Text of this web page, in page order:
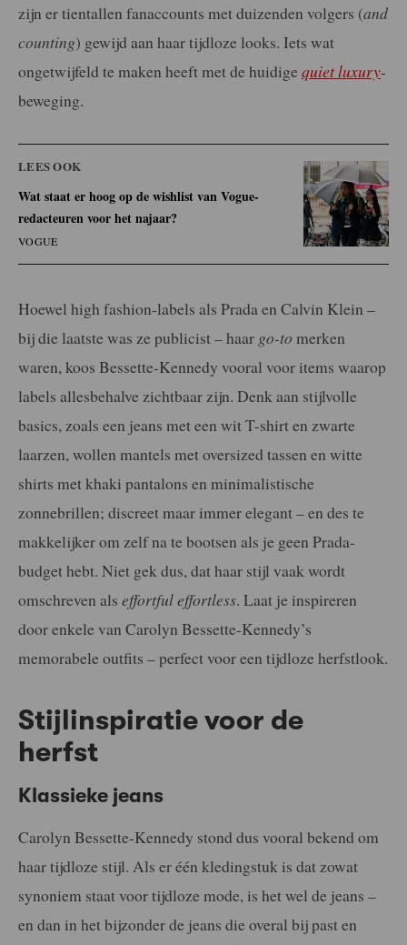
zijn er tientallen fanaccounts met duizenden volgers (and
counting) gewijd aan haar tijdloze looks. Iets wat
ongetwijfeld te maken heeft met de huidige quiet luxury-
beweging.
LEES OOK
Wat staat er hoog op de wishlist van Vogue-
redacteuren voor het najaar?
VOGUE
Hoewel high fashion-labels als Prada en Calvin Klein –
bij die laatste was ze publicist – haar go-to merken
waren, koos Bessette-Kennedy vooral voor items waarop
labels allesbehalve zichtbaar zijn. Denk aan stijlvolle
basics, zoals een jeans met een wit T-shirt en zwarte
laarzen, wollen mantels met oversized tassen en witte
shirts met khaki pantalons en minimalistische
zonnebrillen; discreet maar immer elegant – en des te
makkelijker om zelf na te bootsen als je geen Prada-
budget hebt. Niet gek dus, dat haar stijl vaak wordt
omschreven als effortfuleffortless. Laat je inspireren
door enkele van Carolyn Bessette-Kennedy’s
memorabele outfits – perfect voor een tijdloze herfstlook.
Stijlinspiratie voor de
herfst
Klassieke jeans
Carolyn Bessette-Kennedy stond dus vooral bekend om
haar tijdloze stijl. Als er één kledingstuk is dat zowat
synoniem staat voor tijdloze mode, is het wel de jeans –
en dan in het bijzonder de jeans die overal bij past en